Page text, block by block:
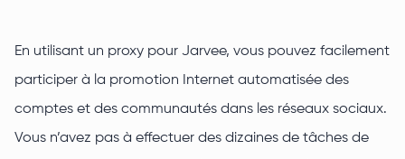
En utilisant un proxy pour Jarvee, vous pouvez facilement
participer à la promotion Internet automatisée des
comptes et des communautés dans les réseaux sociaux.
Vous n’avez pas à effectuer des dizaines de tâches de